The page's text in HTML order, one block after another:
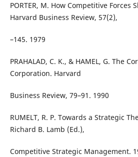
PORTER, M. How Competitive Forces
Harvard Business Review, 57(2),
–145. 1979
PRAHALAD, C. K., & HAMEL, G. The
Corporation. Harvard
Business Review, 79–91. 1990
RUMELT, R. P. Towards a Strategic
Richard B. Lamb (Ed.),
Competitive Strategic Management.